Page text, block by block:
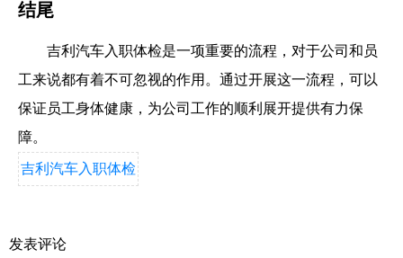
结尾
吉利汽车入职体检是一项重要的流程，对于公司和员
工来说都有着不可忽视的作用。通过开展这一流程，可以
保证员工身体健康，为公司工作的顺利展开提供有力保
障。
吉利汽车入职体检
发表评论